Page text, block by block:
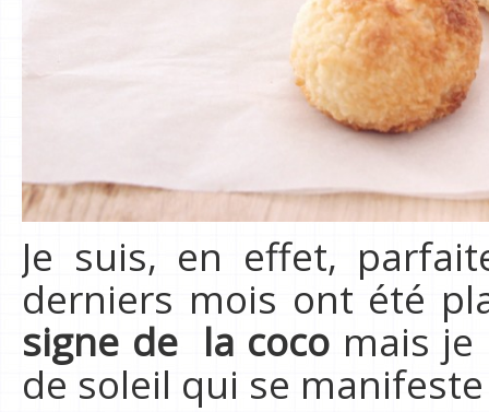
Je suis, en effet,
derniers mois ont été
signe de la coco mais je
de soleil qui se